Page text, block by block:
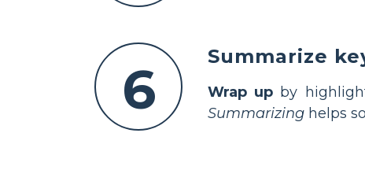
6
Summarize
Wrap up by
Summarizing helps